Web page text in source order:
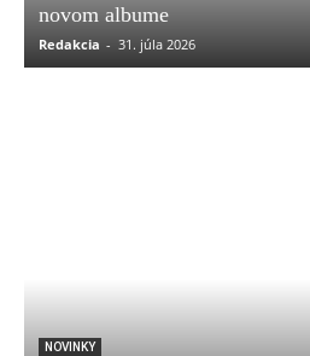
novom albume
Redakcia - 31. júla 2026
NOVINKY